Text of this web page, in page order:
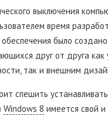
выключения
время
обеспечения было
друг от друга как
так и внешним
спешить
Windows 8 имеется свой